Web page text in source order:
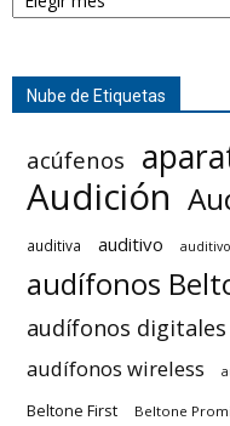
Nube de Etiquetas
acúfenos
Audición
auditiva auditivo
audífonos
audífonos digitales
audífonos wireless
Beltone First Beltone